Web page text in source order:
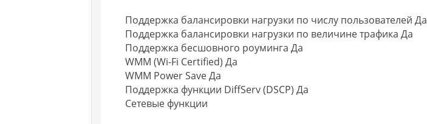
Поддержка балансировки нагрузки по числу пользователей Да
Поддержка балансировки нагрузки по величине трафика Да
Поддержка бесшовного роуминга Да
WMM (Wi-Fi Certified) Да
WMM Power Save Да
Поддержка функции DiffServ (DSCP) Да
Сетевые функции